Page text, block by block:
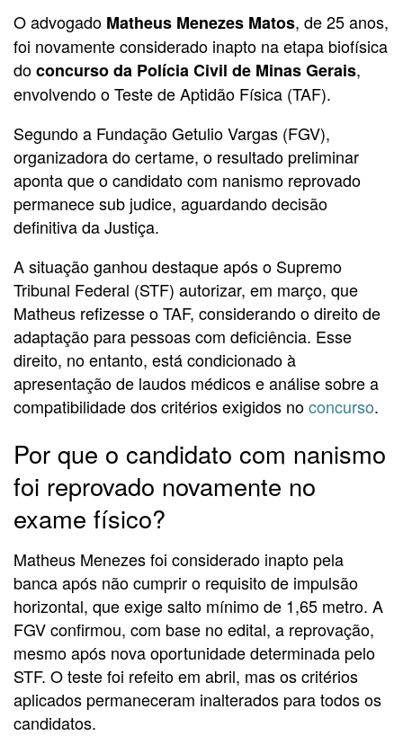
O advogado Matheus Menezes Matos, de 25 anos,
foi novamente considerado inapto na etapa biofísica
doconcurso da Polícia Civil de Minas Gerais,
envolvendo o Teste de Aptidão Física (TAF).
Segundo a Fundação Getulio Vargas (FGV),
organizadora do certame, o resultado preliminar
aponta que o candidato com nanismo reprovado
permanece sub judice, aguardando decisão
definitiva da Justiça.
A situação ganhou destaque após o Supremo
Tribunal Federal (STF) autorizar, em março, que
Matheus refizesse o TAF, considerando o direito de
adaptação para pessoas com deficiência. Esse
direito, no entanto, está condicionado à
apresentação de laudos médicos e análise sobre a
compatibilidade dos critérios exigidos noconcurso.
Por que o candidato com nanismo
foi reprovado novamente no
exame físico?
Matheus Menezes foi considerado inapto pela
banca após não cumprir o requisito de impulsão
horizontal, que exige salto mínimo de 1,65 metro. A
FGV confirmou, com base no edital, a reprovação,
mesmo após nova oportunidade determinada pelo
STF. O teste foi refeito em abril, mas os critérios
aplicados permaneceram inalterados para todos os
candidatos.